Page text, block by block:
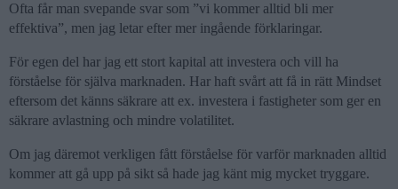
Ofta får man svepande svar som ”vi kommer alltid bli mer
effektiva”, men jag letar efter mer ingående förklaringar.
För egen del har jag ett stort kapital att investera och vill ha
förståelse för själva marknaden. Har haft svårt att få in rätt Mindset
eftersom det känns säkrare att ex. investera i fastigheter som ger en
säkrare avlastning och mindre volatilitet.
Om jag däremot verkligen fått förståelse för varför marknaden alltid
kommer att gå upp på sikt så hade jag känt mig mycket tryggare.